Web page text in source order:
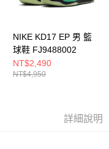
NIKE KD17 EP 男 籃
球鞋 FJ9488002
NT$2,490
NT$4,950
詳細說明